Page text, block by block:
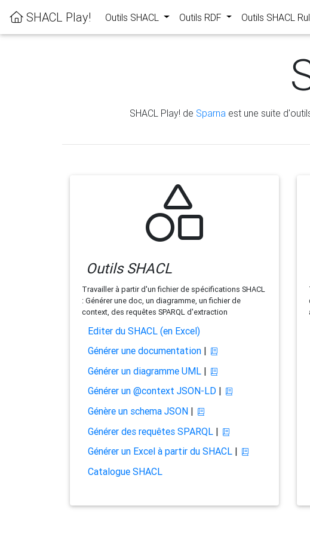
SHACL Play! Outils SHACL Outils RDF Outils SHACL
SHACL Play! de Sparna est une suite
Outils SHACL
Travailler à partir d'un fichier de spécifications SHACL
: Générer une doc, un diagramme, un fichier de
context, des requêtes SPARQL d'extraction
Editer du SHACL (en Excel)
Générer une documentation|
Générer un diagramme UML|
Générer un @context JSON-LD|
Génère un schema JSON|
Générer des requêtes SPARQL|
Générer un Excel à partir du SHACL|
Catalogue SHACL